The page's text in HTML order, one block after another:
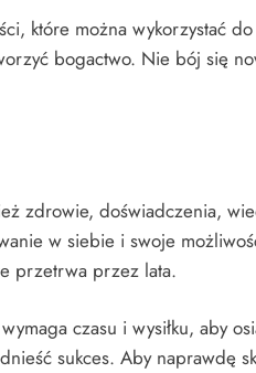
które można wykorzystać
bogactwo. Nie bój się
zdrowie, doświadczenia,
w siebie i swoje
przetrwa przez lata.
czasu i wysiłku, aby
sukces. Aby naprawdę